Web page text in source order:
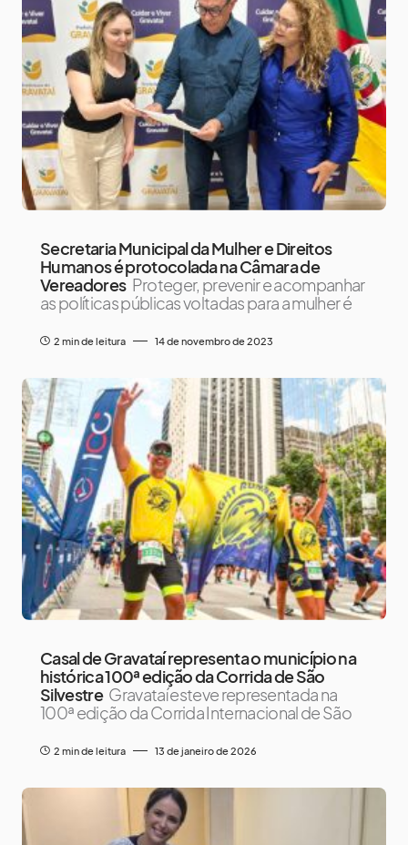
Secretaria Municipal da Mulher e Direitos
Humanos é protocolada na Câmara de
Vereadores Proteger, prevenir e acompanhar
as políticas públicas voltadas para a mulher é
2 min de leitura 14 de novembro de 2023
Casal de Gravataí representa o município na
histórica 100ª edição da Corrida de São
Silvestre Gravataí esteve representada na
100ª edição da Corrida Internacional de São
2 min de leitura 13 de janeiro de 2026